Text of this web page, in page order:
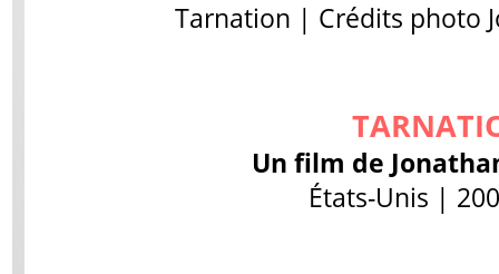
Tarnation | Crédits photo
Un film de
États-Unis |